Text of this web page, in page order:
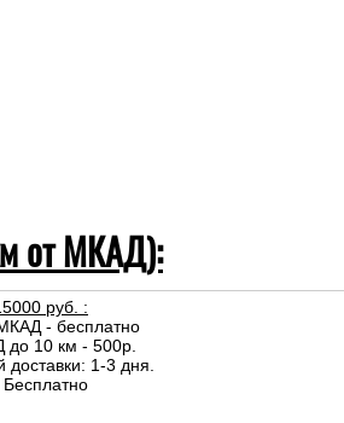
от МКАД):
руб. :
- бесплатно
до 10 км - 500р.
доставки: 1-3 дня.